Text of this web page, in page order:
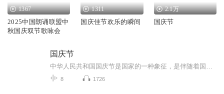
1367
2025中国朗诵联盟中
秋国庆双节歌咏会
1311
国庆佳节欢乐的瞬间
2.1万
国庆节
国庆节
8 1726